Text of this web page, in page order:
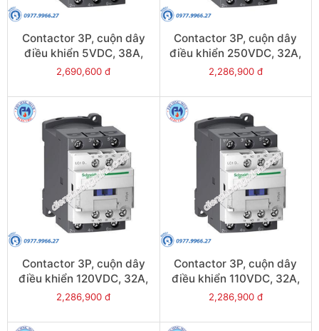
Contactor 3P, cuộn dây
điều khiển 5VDC, 38A,
1N/O, 1N/C - Model
2,690,600 đ
Contactor 3P, cuộn dây
điều khiển 250VDC, 32A,
1N/O, 1N/C - Model
2,286,900 đ
Contactor 3P, cuộn dây
điều khiển 120VDC, 32A,
1N/O, 1N/C - Model
2,286,900 đ
Contactor 3P, cuộn dây
điều khiển 110VDC, 32A,
1N/O, 1N/C - Model
2,286,900 đ